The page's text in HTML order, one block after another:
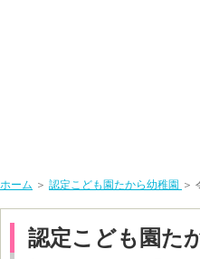
ホーム ＞ 認定こども園たから幼稚園 ＞
認定こども園た